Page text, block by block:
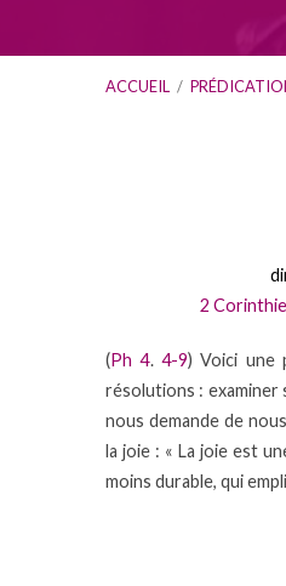
ACCUEIL /
from
2012
2
(Ph 4. 4-9) Voici une
résolutions : examiner
nous demande de
la joie : « La joie est
moins durable, qui